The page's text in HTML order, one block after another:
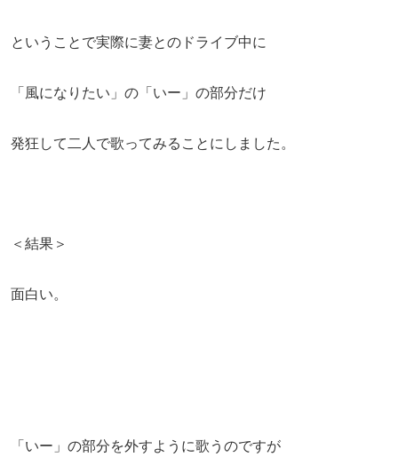
ということで実際に妻とのドライブ中に
「風になりたい」の「いー」の部分だけ
発狂して二人で歌ってみることにしました。
＜結果＞
面白い。
「いー」の部分を外すように歌うのですが